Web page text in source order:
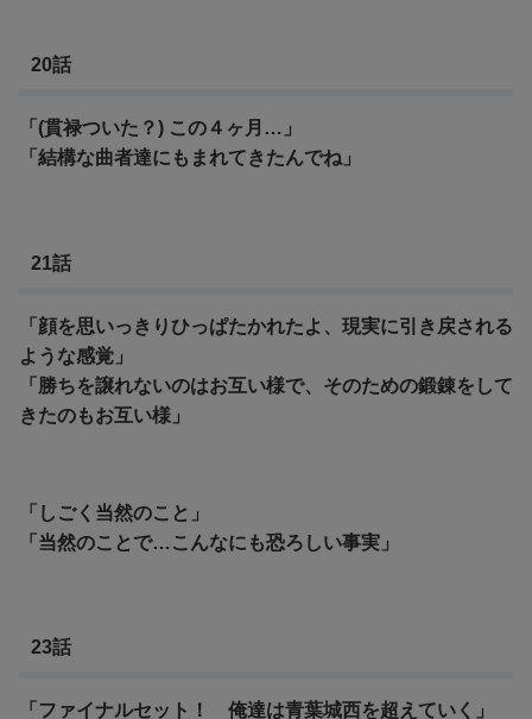
20話
「(貫禄ついた？) この４ヶ月…」
「結構な曲者達にもまれてきたんでね」
21話
「顔を思いっきりひっぱたかれたよ、現実に引き戻される
ような感覚」
「勝ちを譲れないのはお互い様で、そのための鍛錬をして
きたのもお互い様」
「しごく当然のこと」
「当然のことで…こんなにも恐ろしい事実」
23話
「ファイナルセット！ 俺達は青葉城西を超えていく」